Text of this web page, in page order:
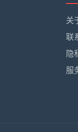
关
联
隐
服